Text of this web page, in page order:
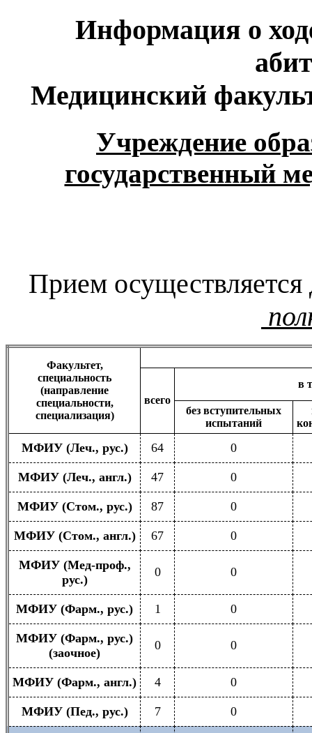
Информация о
Медицинский
Учреждение
государственный
Прием осуществляется
Факультет,
специальность
(направление
специальности,
специализация)
всего
в
без вступительных
испытаний
МФИУ (Леч., рус.) 64 0
МФИУ (Леч., англ.) 47 0
МФИУ (Стом., рус.) 87 0
МФИУ (Стом., англ.) 67 0
МФИУ (Мед-проф.,
рус.)
0 0
МФИУ (Фарм., рус.) 1 0
МФИУ (Фарм., рус.)
(заочное)
0 0
МФИУ (Фарм., англ.) 4 0
МФИУ (Пед., рус.) 7 0